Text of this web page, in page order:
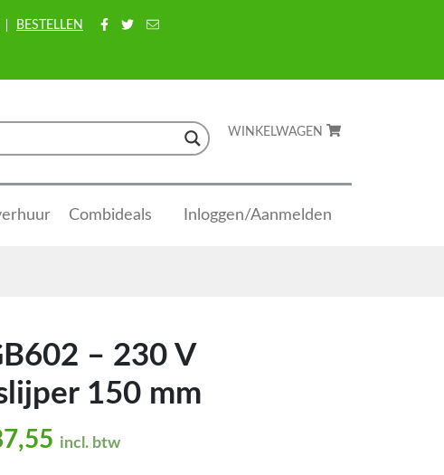
BESTELLEN
WINKELWAGEN
Combideals Inloggen/Aanmelden
– 230 V
150 mm
prijs was: €240,79.
Huidige prijs is: €187,55.
incl. btw